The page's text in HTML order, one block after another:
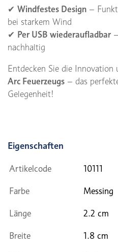
✔ Windfestes Design –
bei starkem Wind
✔ Per USB wiederaufladbar–
nachhaltig
Entdecken Sie die
Arc Feuerzeugs – das
Gelegenheit!
Eigenschaften
Artikelcode 10111
Farbe Messing
Länge 2.2 cm
Breite 1.8 cm